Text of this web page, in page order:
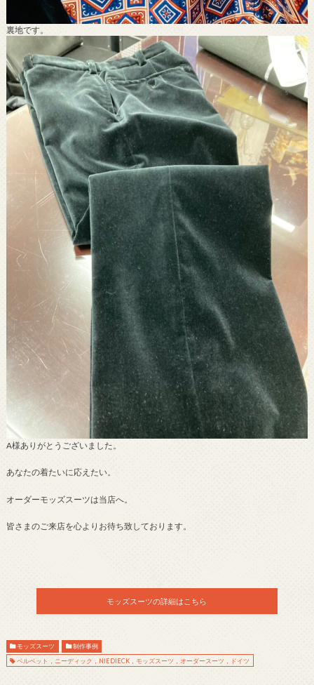
裏地です。
A様ありがとうございました。
あなたの着たいに応えたい。
オーダーモッズスーツは当店へ。
皆さまのご来店を心よりお待ち致しております。
モッズスーツの詳細はこちら
モッズスーツ
制作事例
ベルベット，ニーディック，NIEDIECK，モッズスーツ，オーダースーツ，ドイツ